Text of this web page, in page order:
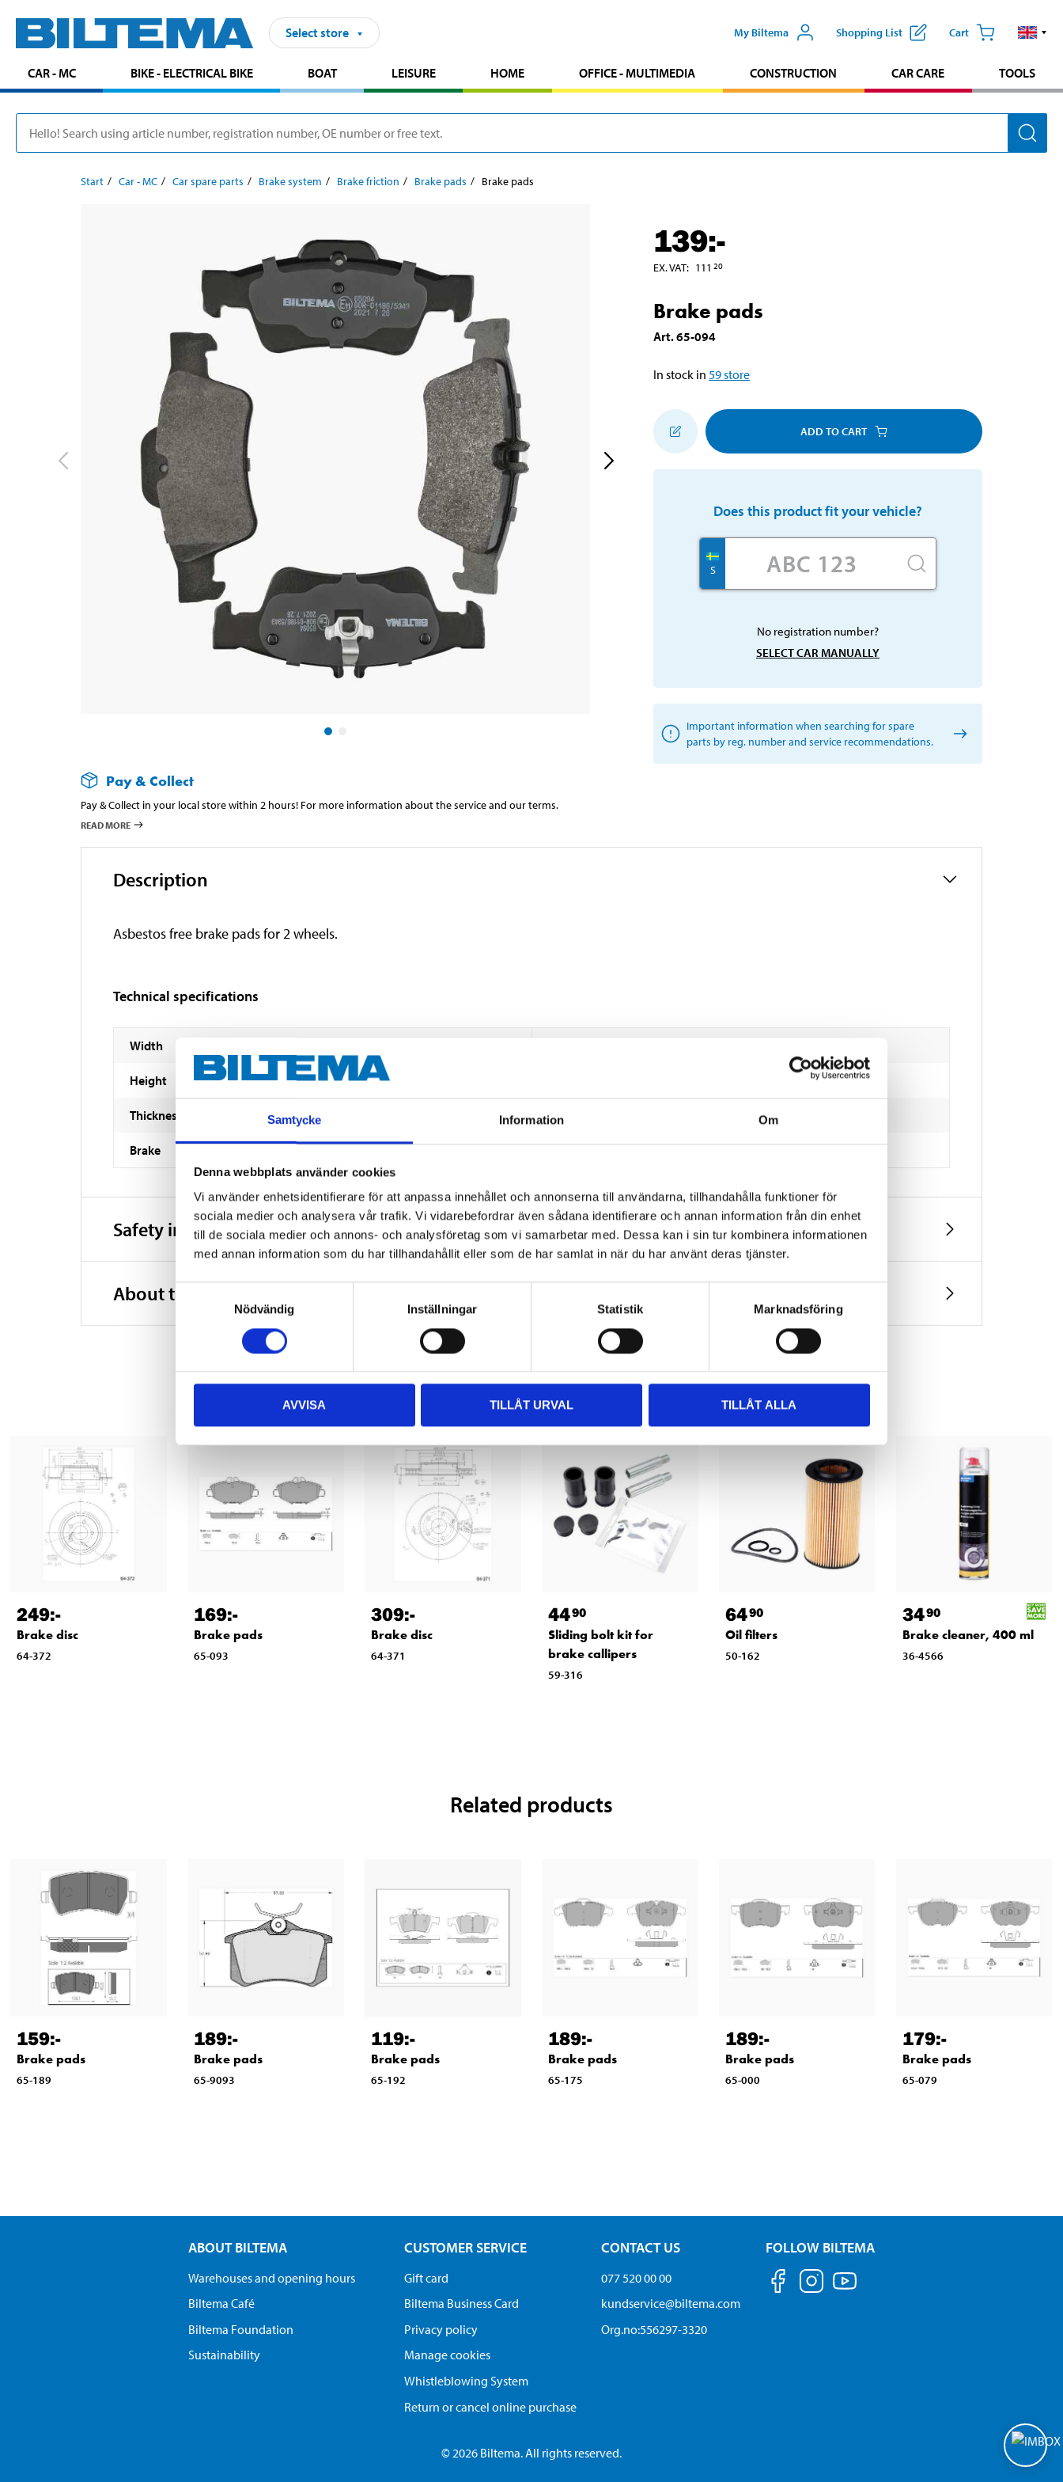
Samtycke Information Om
Denna webbplats använder cookies
Vi använder enhetsidentifierare för att anpassa innehållet och annonserna till användarna, tillhandahålla funktioner för
sociala medier och analysera vår trafik. Vi vidarebefordrar även sådana identifierare och annan information från din enhet
till de sociala medier och annons- och analysföretag som vi samarbetar med. Dessa kan i sin tur kombinera informationen
med annan information som du har tillhandahållit eller som de har samlat in när du har använt deras tjänster.
Nödvändig
Inställningar Statistik Marknadsföring
AVVISA TILLÅT URVAL TILLÅT ALLA
Select store My Biltema Shopping List Cart
CAR - MC BIKE - ELECTRICAL BIKE BOAT LEISURE HOME OFFICE - MULTIMEDIA CONSTRUCTION CAR CARE TOOLS
Start Car - MC Car spare parts Brake system Brake friction Brake pads Brake pads
Pay & Collect
Pay & Collect in your local store within 2 hours! For more information about the service and our terms.
READ MORE
139:-
EX. VAT: 111 20
Brake pads
Art.65-094
In stock in 59store
ADD TO CART
Does this product fit your vehicle?
S
No registration number?
SELECT CAR MANUALLY
Important information when searching for spare
parts by reg. number and service recommendations.
Description
Asbestos free brake pads for 2 wheels.
Technical specifications
Width
Height
Thickness 16,8 mm
Brake ATE
Safety instructions and other information
About the manufacturer
Other customers also bought
249:-
Brake disc
64-372
169:-
Brake pads
65-093
309:-
Brake disc
64-371
4490
Sliding bolt kit for
brake callipers
59-316
6490
Oil filters
50-162
3490
Brake cleaner, 400 ml
36-4566
Related products
159:-
Brake pads
65-189
189:-
Brake pads
65-9093
119:-
Brake pads
65-192
189:-
Brake pads
65-175
189:-
Brake pads
65-000
179:-
Brake pads
65-079
ABOUT BILTEMA
Warehouses and opening hours
Biltema Café
Biltema Foundation
Sustainability
CUSTOMER SERVICE
Gift card
Biltema Business Card
Privacy policy
Manage cookies
Whistleblowing System
Return or cancel online purchase
CONTACT US
077 520 00 00
kundservice@biltema.com
Org.no:556297-3320
FOLLOW BILTEMA
© 2026 Biltema. All rights reserved.